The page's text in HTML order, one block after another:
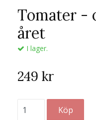
Tomater -
året
I lager.
249 kr